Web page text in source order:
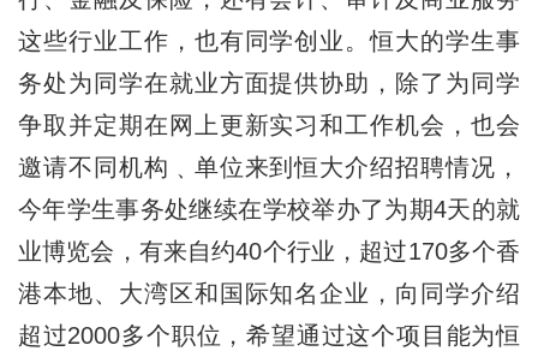
这些行业工作，也有同学创业。恒大的学生事
务处为同学在就业方面提供协助，除了为同学
争取并定期在网上更新实习和工作机会，也会
邀请不同机构﹑单位来到恒大介绍招聘情况，
今年学生事务处继续在学校举办了为期4天的就
业博览会，有来自约40个行业，超过170多个香
港本地、大湾区和国际知名企业，向同学介绍
超过2000多个职位，希望通过这个项目能为恒